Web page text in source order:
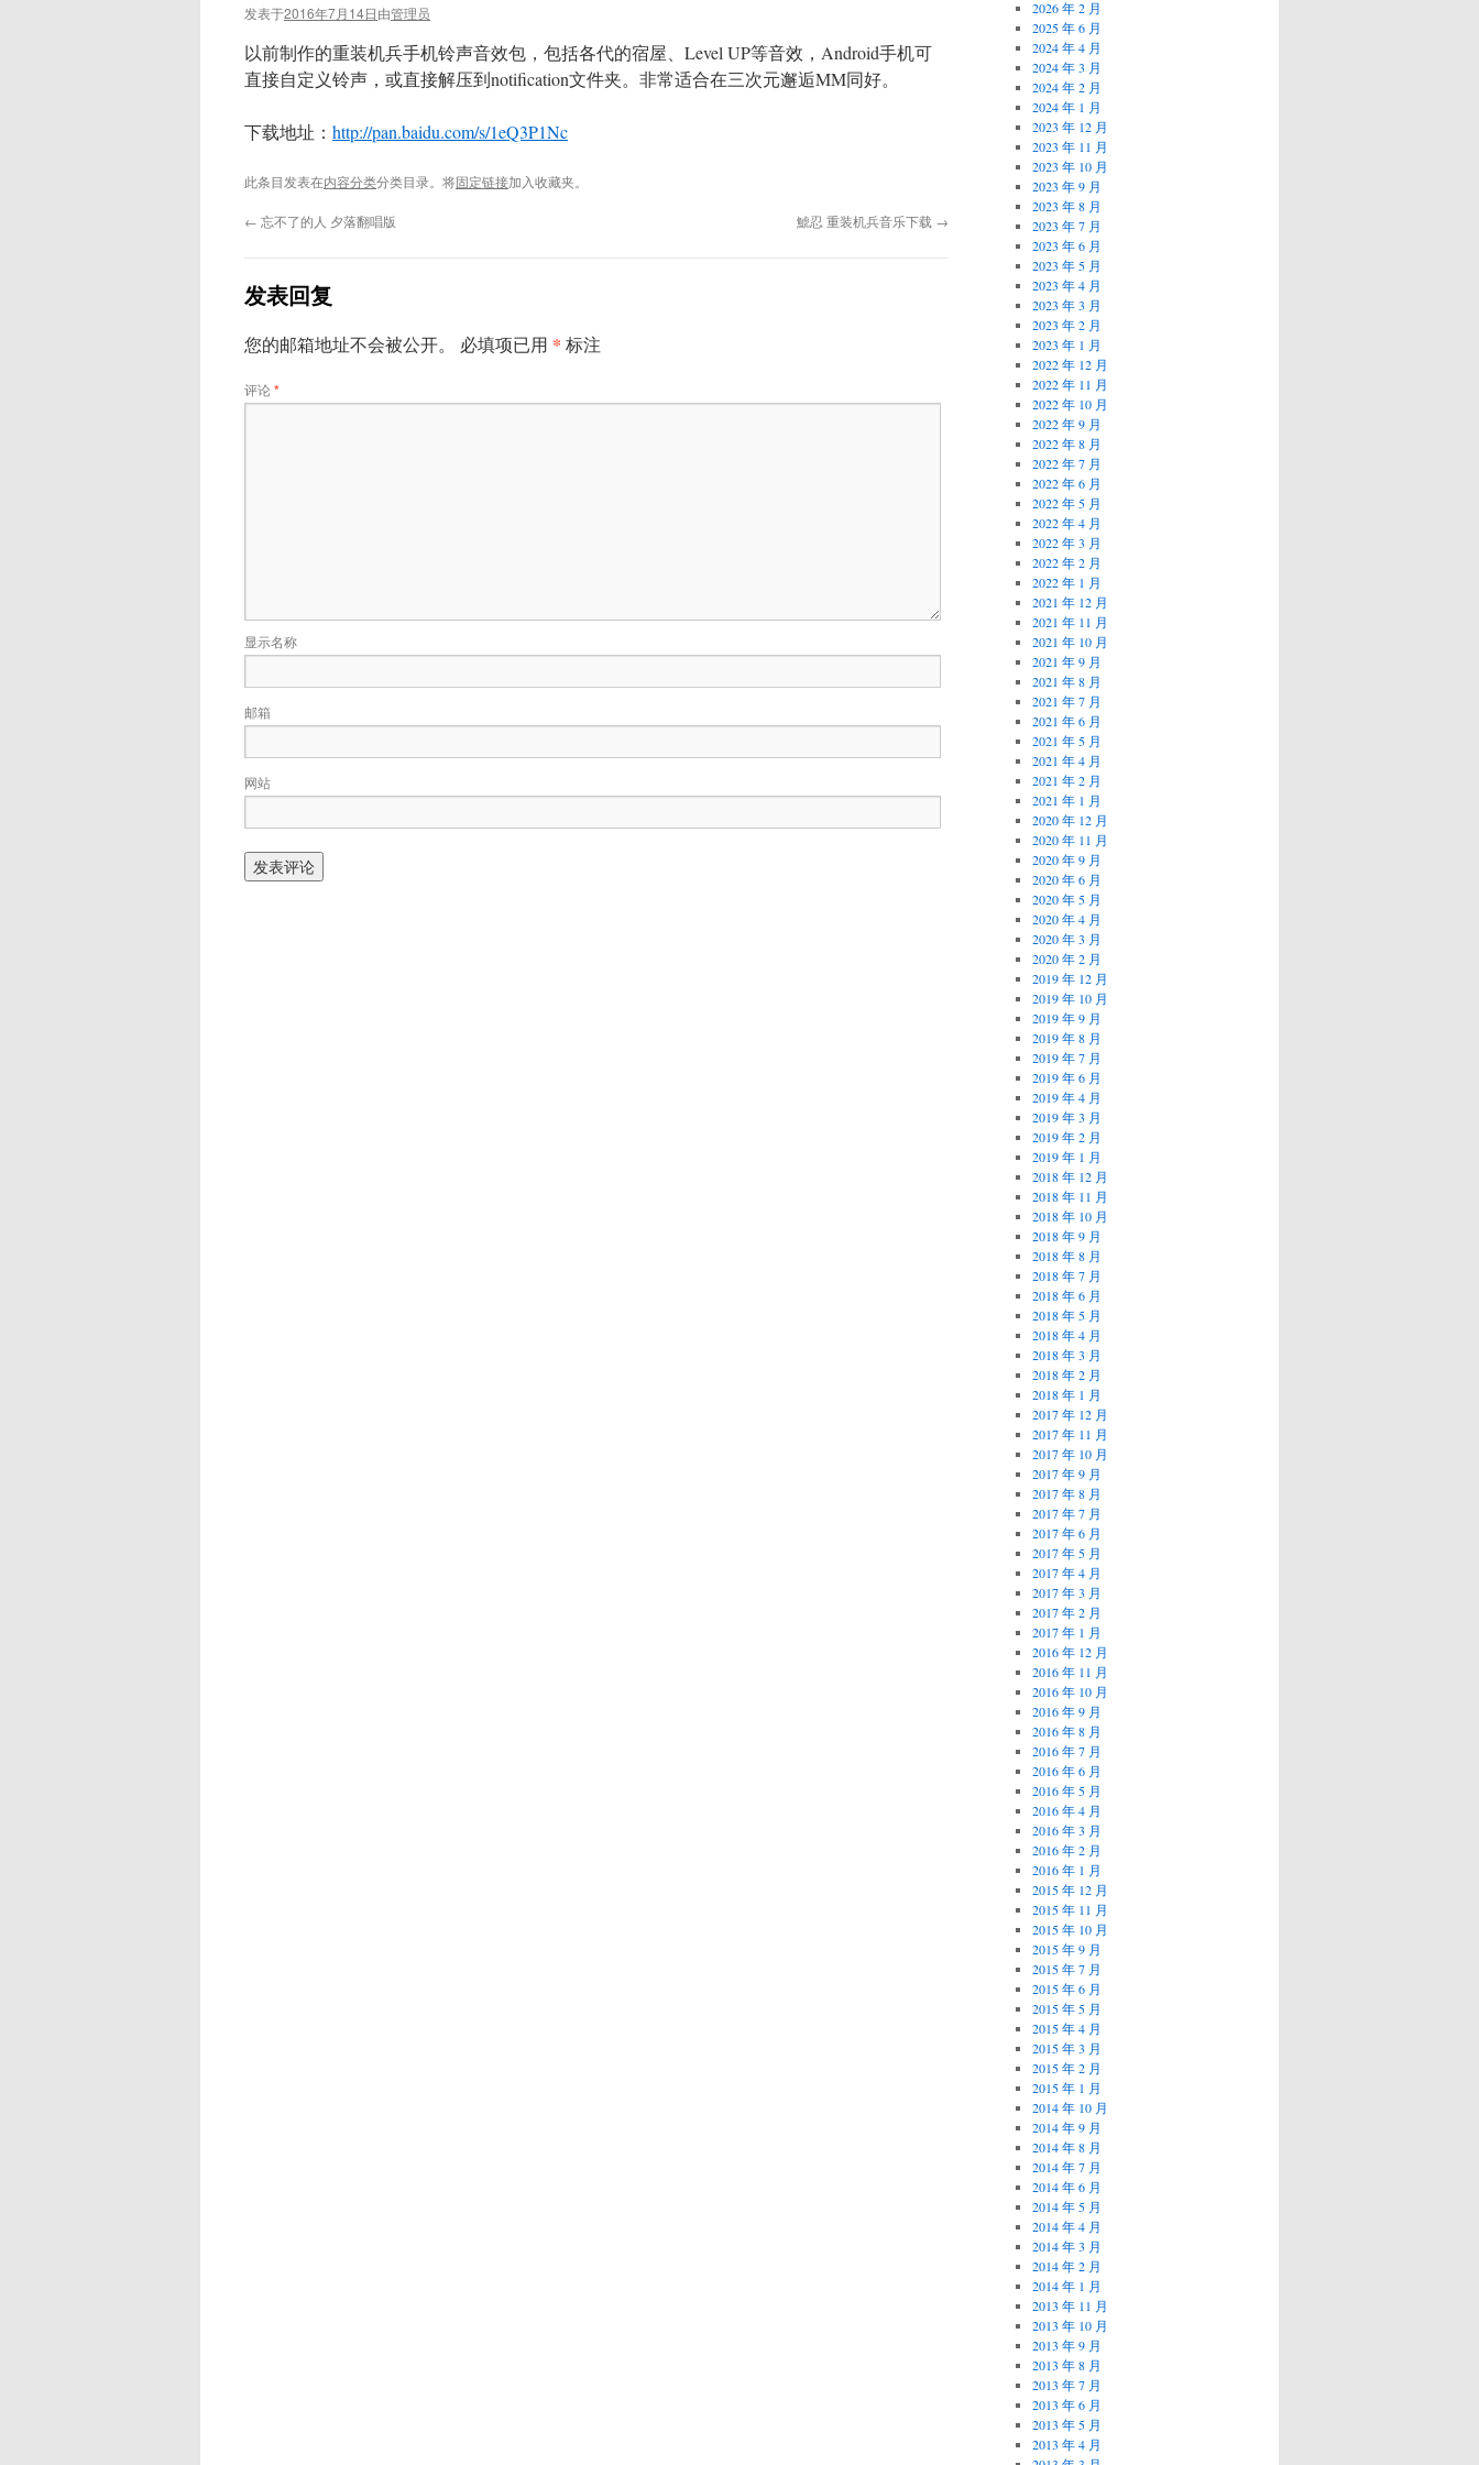
发表于2016年7月14日由管理员
以前制作的重装机兵手机铃声音效包，包括各代的宿屋、Level UP等音效，Android手机可
直接自定义铃声，或直接解压到notification文件夹。非常适合在三次元邂逅MM同好。
下载地址： http://pan.baidu.com/s/1eQ3P1Nc
此条目发表在内容分类分类目录。将固定链接加入收藏夹。
← 忘不了的人 夕落翻唱版 鯱忍 重装机兵音乐下载 →
发表回复
您的邮箱地址不会被公开。 必填项已用 * 标注
评论*
显示名称
邮箱
网站
2026 年 2 月
2025 年 6 月
2024 年 4 月
2024 年 3 月
2024 年 2 月
2024 年 1 月
2023 年 12 月
2023 年 11 月
2023 年 10 月
2023 年 9 月
2023 年 8 月
2023 年 7 月
2023 年 6 月
2023 年 5 月
2023 年 4 月
2023 年 3 月
2023 年 2 月
2023 年 1 月
2022 年 12 月
2022 年 11 月
2022 年 10 月
2022 年 9 月
2022 年 8 月
2022 年 7 月
2022 年 6 月
2022 年 5 月
2022 年 4 月
2022 年 3 月
2022 年 2 月
2022 年 1 月
2021 年 12 月
2021 年 11 月
2021 年 10 月
2021 年 9 月
2021 年 8 月
2021 年 7 月
2021 年 6 月
2021 年 5 月
2021 年 4 月
2021 年 2 月
2021 年 1 月
2020 年 12 月
2020 年 11 月
2020 年 9 月
2020 年 6 月
2020 年 5 月
2020 年 4 月
2020 年 3 月
2020 年 2 月
2019 年 12 月
2019 年 10 月
2019 年 9 月
2019 年 8 月
2019 年 7 月
2019 年 6 月
2019 年 4 月
2019 年 3 月
2019 年 2 月
2019 年 1 月
2018 年 12 月
2018 年 11 月
2018 年 10 月
2018 年 9 月
2018 年 8 月
2018 年 7 月
2018 年 6 月
2018 年 5 月
2018 年 4 月
2018 年 3 月
2018 年 2 月
2018 年 1 月
2017 年 12 月
2017 年 11 月
2017 年 10 月
2017 年 9 月
2017 年 8 月
2017 年 7 月
2017 年 6 月
2017 年 5 月
2017 年 4 月
2017 年 3 月
2017 年 2 月
2017 年 1 月
2016 年 12 月
2016 年 11 月
2016 年 10 月
2016 年 9 月
2016 年 8 月
2016 年 7 月
2016 年 6 月
2016 年 5 月
2016 年 4 月
2016 年 3 月
2016 年 2 月
2016 年 1 月
2015 年 12 月
2015 年 11 月
2015 年 10 月
2015 年 9 月
2015 年 7 月
2015 年 6 月
2015 年 5 月
2015 年 4 月
2015 年 3 月
2015 年 2 月
2015 年 1 月
2014 年 10 月
2014 年 9 月
2014 年 8 月
2014 年 7 月
2014 年 6 月
2014 年 5 月
2014 年 4 月
2014 年 3 月
2014 年 2 月
2014 年 1 月
2013 年 11 月
2013 年 10 月
2013 年 9 月
2013 年 8 月
2013 年 7 月
2013 年 6 月
2013 年 5 月
2013 年 4 月